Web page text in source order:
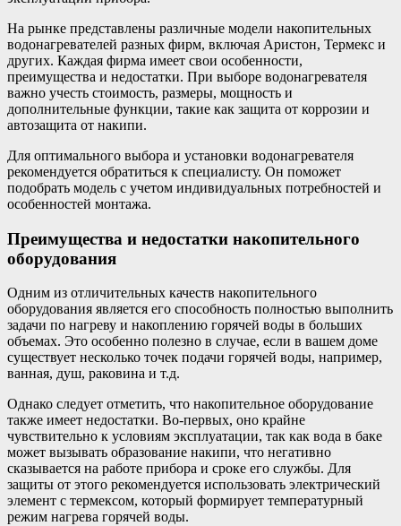
На рынке представлены различные модели накопительных
водонагревателей разных фирм, включая Аристон, Термекс и
других. Каждая фирма имеет свои особенности,
преимущества и недостатки. При выборе водонагревателя
важно учесть стоимость, размеры, мощность и
дополнительные функции, такие как защита от коррозии и
автозащита от накипи.
Для оптимального выбора и установки водонагревателя
рекомендуется обратиться к специалисту. Он поможет
подобрать модель с учетом индивидуальных потребностей и
особенностей монтажа.
Преимущества и недостатки накопительного
оборудования
Одним из отличительных качеств накопительного
оборудования является его способность полностью выполнить
задачи по нагреву и накоплению горячей воды в больших
объемах. Это особенно полезно в случае, если в вашем доме
существует несколько точек подачи горячей воды, например,
ванная, душ, раковина и т.д.
Однако следует отметить, что накопительное оборудование
также имеет недостатки. Во-первых, оно крайне
чувствительно к условиям эксплуатации, так как вода в баке
может вызывать образование накипи, что негативно
сказывается на работе прибора и сроке его службы. Для
защиты от этого рекомендуется использовать электрический
элемент с термексом, который формирует температурный
режим нагрева горячей воды.